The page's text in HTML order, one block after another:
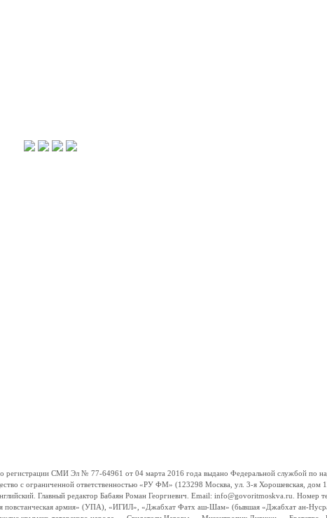
СМИ Эл № 77-64961 от 04 марта 2016 года выдано Федеральной службой по
с ограниченной ответственностью «РУ ФМ» (123298 Москва, ул. 3-я Хорошевская, дом
Главный редактор Бабаян Роман Георгиевич. Email: info@govoritmoskva.ru. Номер
повстанческая армия» (УПА), «ИГИЛ», «Джабхат Фатх аш-Шам» (бывшая «Джабхат ан-